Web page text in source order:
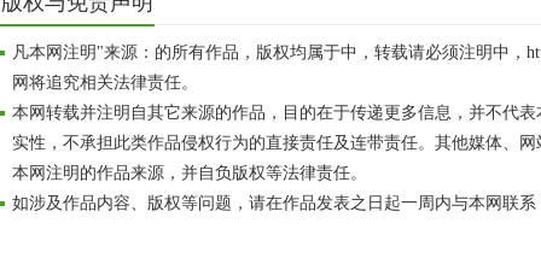
凡本网注明"来源：的所有作品，版权均属于中，转载请必须注明中，
网将追究相关法律责任。
本网转载并注明自其它来源的作品，目的在于传递更多信息，并不代
实性，不承担此类作品侵权行为的直接责任及连带责任。其他媒体、
本网注明的作品来源，并自负版权等法律责任。
如涉及作品内容、版权等问题，请在作品发表之日起一周内与本网联